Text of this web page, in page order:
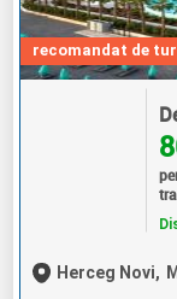
recomandat de
Herceg Novi,